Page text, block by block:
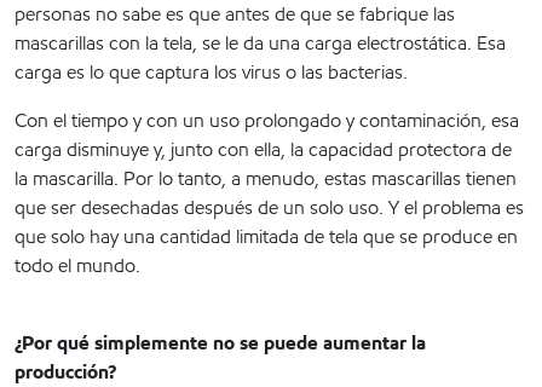
personas no sabe es que antes de que se fabrique las
mascarillas con la tela, se le da una carga electrostática. Esa
carga es lo que captura los virus o las bacterias.
Con el tiempo y con un uso prolongado y contaminación, esa
carga disminuye y, junto con ella, la capacidad protectora de
la mascarilla. Por lo tanto, a menudo, estas mascarillas tienen
que ser desechadas después de un solo uso. Y el problema es
que solo hay una cantidad limitada de tela que se produce en
todo el mundo.
¿Por qué simplemente no se puede aumentar la
producción?